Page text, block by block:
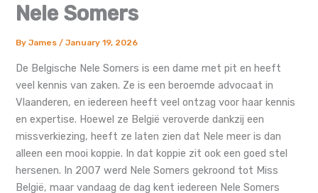
Nele Somers
ByJames/January 19, 2026
De Belgische Nele Somers is een dame met pit en heeft
veel kennis van zaken. Ze is een beroemde advocaat in
Vlaanderen, en iedereen heeft veel ontzag voor haar kennis
en expertise. Hoewel ze België veroverde dankzij een
missverkiezing, heeft ze laten zien dat Nele meer is dan
alleen een mooi koppie. In dat koppie zit ook een goed stel
hersenen. In 2007 werd Nele Somers gekroond tot Miss
België, maar vandaag de dag kent iedereen Nele Somers